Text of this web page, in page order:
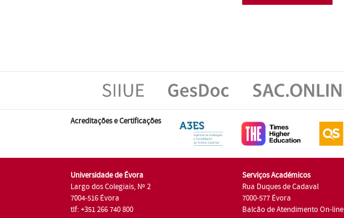
Acreditações e Certificações
Universidade de Évora
Largo dos Colegiais, Nº 2
7004-516 Évora
tlf: +351 266 740 800
Serviços Académicos
Rua Duques de Cadaval
7000-577 Évora
Balcão de Atendimento On-line